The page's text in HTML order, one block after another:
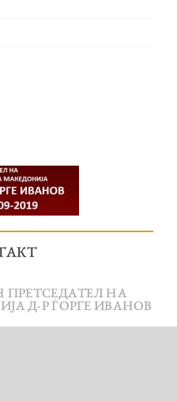
ПРЕТСЕДАТЕЛ НА
Д-Р ЃОРГЕ ИВАНОВ